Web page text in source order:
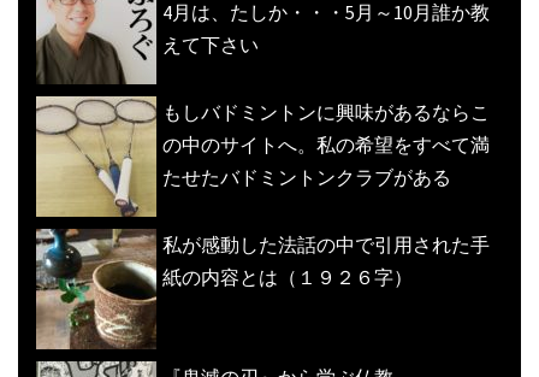
4月は、たしか・・・5月～10月誰か教
えて下さい
もしバドミントンに興味があるならこ
の中のサイトへ。私の希望をすべて満
たせたバドミントンクラブがある
私が感動した法話の中で引用された手
紙の内容とは（１９２６字）